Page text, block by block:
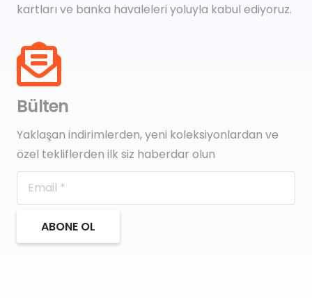
kartları ve banka havaleleri yoluyla kabul ediyoruz.
Bülten
Yaklaşan indirimlerden, yeni koleksiyonlardan ve
özel tekliflerden ilk siz haberdar olun
ABONE OL